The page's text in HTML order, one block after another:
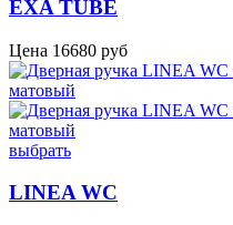
EXA TUBE
Цена 16680 руб
выбрать
LINEA WC